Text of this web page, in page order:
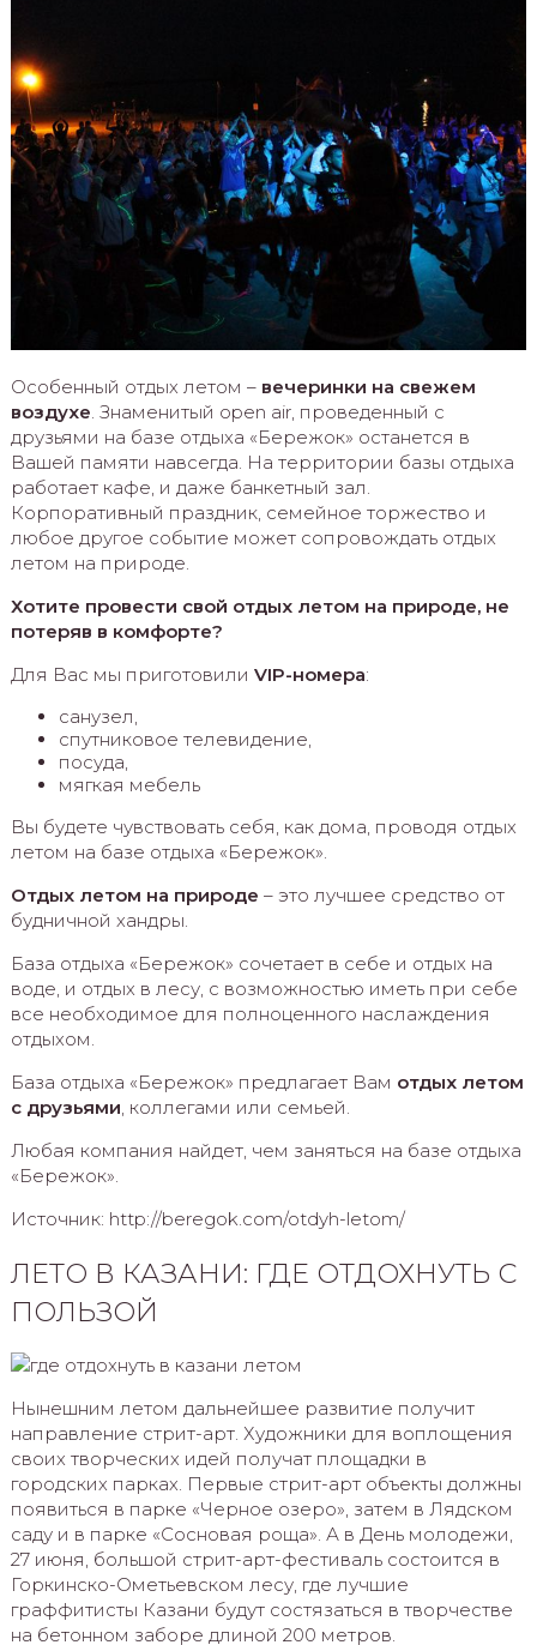
Особенный отдых летом – вечеринки на свежем
воздухе. Знаменитый open air, проведенный с
друзьями на базе отдыха «Бережок» останется в
Вашей памяти навсегда. На территории базы отдыха
работает кафе, и даже банкетный зал.
Корпоративный праздник, семейное торжество и
любое другое событие может сопровождать отдых
летом на природе.
Хотите провести свой отдых летом на природе, не
потеряв в комфорте?
Для Вас мы приготовили VIP-номера:
санузел,
спутниковое телевидение,
посуда,
мягкая мебель
Вы будете чувствовать себя, как дома, проводя отдых
летом на базе отдыха «Бережок».
Отдых летом на природе – это лучшее средство от
будничной хандры.
База отдыха «Бережок» сочетает в себе и отдых на
воде, и отдых в лесу, с возможностью иметь при себе
все необходимое для полноценного наслаждения
отдыхом.
База отдыха «Бережок» предлагает Вам отдых летом
с друзьями, коллегами или семьей.
Любая компания найдет, чем заняться на базе отдыха
«Бережок».
Источник: http://beregok.com/otdyh-letom/
ЛЕТО В КАЗАНИ: ГДЕ ОТДОХНУТЬ С
ПОЛЬЗОЙ
Нынешним летом дальнейшее развитие получит
направление стрит-арт. Художники для воплощения
своих творческих идей получат площадки в
городских парках. Первые стрит-арт объекты должны
появиться в парке «Черное озеро», затем в Лядском
саду и в парке «Сосновая роща». А в День молодежи,
27 июня, большой стрит-арт-фестиваль состоится в
Горкинско-Ометьевском лесу, где лучшие
граффитисты Казани будут состязаться в творчестве
на бетонном заборе длиной 200 метров.